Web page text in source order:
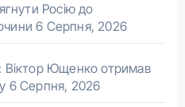
Росію до
6 Серпня, 2026
Віктор Ющенко отримав
6 Серпня, 2026